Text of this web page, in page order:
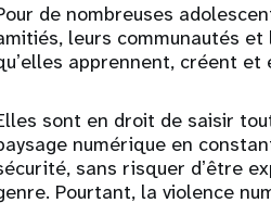
de nombreuses
leurs communautés
apprennent, créent
sont en droit de saisir
numérique en
sans risquer dʼêtre
Pourtant, la violence